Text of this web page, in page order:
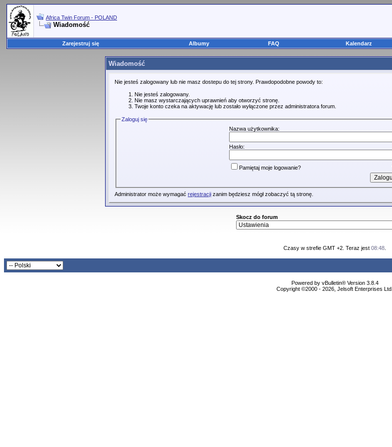
Africa Twin Forum - POLAND
Wiadomość
Zarejestruj się Albumy FAQ Kalendarz
Wiadomość
Nie jesteś zalogowany lub nie masz dostepu do tej strony. Prawdopodobne powody to:
Nie jesteś zalogowany.
Nie masz wystarczających uprawnień aby otworzyć stronę.
Twoje konto czeka na aktywację lub zostało wyłączone przez administratora forum.
Zaloguj się
Nazwa użytkownika:
Hasło:
Pamiętaj moje logowanie?
Administrator może wymagać rejestracji zanim będziesz mógł zobaczyć tą stronę.
Skocz do forum
Czasy w strefie GMT +2. Teraz jest 08:48
Powered by vBulletin® Version 3.8.4
Copyright ©2000 - 2026, Jelsoft Enterprises Ltd.